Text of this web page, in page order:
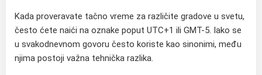
Kada proveravate tačno vreme za različite gradove u svetu,
često ćete naići na oznake poput UTC+1 ili GMT-5. Iako se
u svakodnevnom govoru često koriste kao sinonimi, među
njima postoji važna tehnička razlika.